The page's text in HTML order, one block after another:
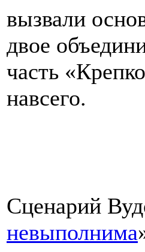
вызвали
двое
часть
навсего.
Сценарий
невыполнима